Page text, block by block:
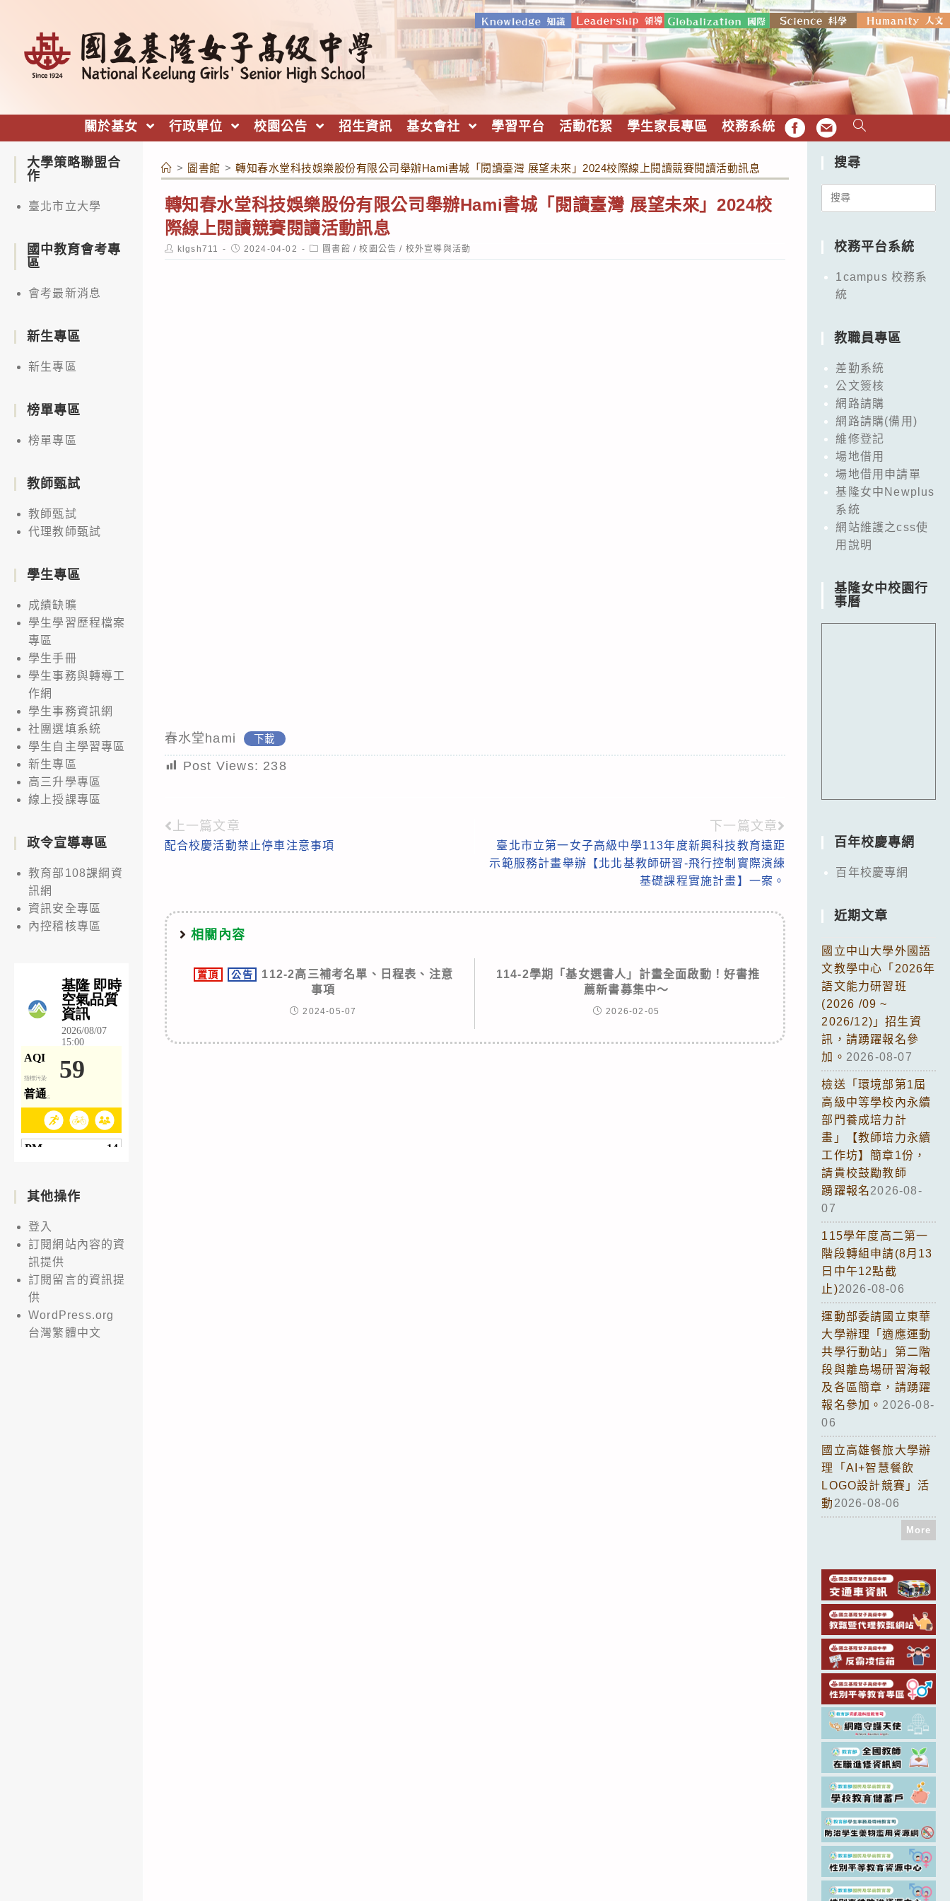
關於基女 行政單位 校園公告 招生資訊 基女會社 學習平台 活動花絮 學生家長專區 校務系統 FB EMAIL
> 圖書館 > 轉知春水堂科技娛樂股份有限公司舉辦Hami書城「閱讀臺灣 展望未來」2024校際線上閱讀競賽閱讀活動訊息
轉知春水堂科技娛樂股份有限公司舉辦Hami書城「閱讀臺灣 展望未來」2024校
際線上閱讀競賽閱讀活動訊息
Post
author:
klgsh711
Post
published:
2024-04-02
Post
category:
圖書館 / 校園公告 / 校外宣導與活動
春水堂hami 下載
Post Views: 238
Read
more
上一篇文章
配合校慶活動禁止停車注意事項
下一篇文章
臺北市立第一女子高級中學113年度新興科技教育遠距
示範服務計畫舉辦【北北基教師研習-飛行控制實際演練
基礎課程實施計畫】一案。
相關內容
置頂 公告
112-2高三補考名單、日程表、注意
事項
2024-05-07
114-2學期「基女選書人」計畫全面啟動！好書推
薦新書募集中～
2026-02-05
大學策略聯盟合
作
臺北市立大學
國中教育會考專
區
會考最新消息
新生專區
新生專區
榜單專區
榜單專區
教師甄試
教師甄試
代理教師甄試
學生專區
成績缺曠
學生學習歷程檔案
專區
學生手冊
學生事務與轉導工
作網
學生事務資訊網
社團選填系統
學生自主學習專區
新生專區
高三升學專區
線上授課專區
政令宣導專區
教育部108課綱資
訊網
資訊安全專區
內控稽核專區
其他操作
登入
訂閱網站內容的資
訊提供
訂閱留言的資訊提
供
WordPress.org
台灣繁體中文
搜尋
Search
校務平台系統
1campus 校務系
統
教職員專區
差勤系統
公文簽核
網路請購
網路請購(備用)
維修登記
場地借用
場地借用申請單
基隆女中Newplus
系統
網站維護之css使
用說明
基隆女中校園行
事曆
百年校慶專網
百年校慶專網
近期文章
國立中山大學外國語
文教學中心「2026年
語文能力研習班
(2026 /09 ~
2026/12)」招生資
訊，請踴躍報名參
加。 2026-08-07
檢送「環境部第1屆
高級中等學校內永續
部門養成培力計
畫」【教師培力永續
工作坊】簡章1份，
請貴校鼓勵教師
踴躍報名2026-08-
07
115學年度高二第一
階段轉組申請(8月13
日中午12點截
止)2026-08-06
運動部委請國立東華
大學辦理「適應運動
共學行動站」第二階
段與離島場研習海報
及各區簡章，請踴躍
報名參加。 2026-08-
06
國立高雄餐旅大學辦
理「AI+智慧餐飲
LOGO設計競賽」活
動 2026-08-06
More